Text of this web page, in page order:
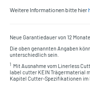
Weitere Informationen bitte hier
Neue Garantiedauer von 12
Die oben genannten Angaben
unterschiedlich sein.
1 Mit Ausnahme vom Linerless
label cutter KEIN Trägermaterial
Kapitel Cutter-Spezifikationen im